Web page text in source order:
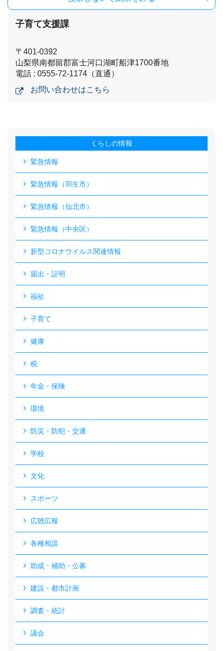
子育て支援課
〒401-0392
山梨県南都留郡富士河口湖町船津1700番地
電話 : 0555-72-1174（直通）
お問い合わせはこちら
くらしの情報
緊急情報
緊急情報（羽生市）
緊急情報（仙北市）
緊急情報（中央区）
新型コロナウイルス関連情報
届出・証明
福祉
子育て
健康
税
年金・保険
環境
防災・防犯・交通
学校
文化
スポーツ
広聴広報
各種相談
助成・補助・公募
建設・都市計画
調査・統計
議会